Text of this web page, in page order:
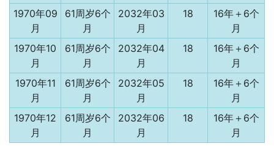
1970年09
月
61周岁6个
月
2032年03
月
18
16年＋6个
月
1970年10
月
61周岁6个
月
2032年04
月
18
16年＋6个
月
1970年11
月
61周岁6个
月
2032年05
月
18
16年＋6个
月
1970年12
月
61周岁6个
月
2032年06
月
18
16年＋6个
月